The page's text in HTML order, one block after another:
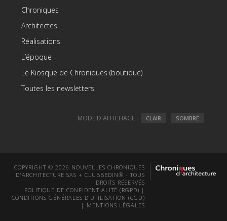
Chroniques
Architectes
Réalisations
L’époque
Le Kiosque de Chroniques (boutique)
Toutes les newsletters
MODE D'AFFICHAGE : CLAIR SOMBRE
COPYRIGHT © 2026 NOUVELLES CHRONIQUES
D'ARCHITECTURE SAS + CLUBBEDIN® - TOUS
DROITS RÉSERVÉS
POLITIQUE DE CONFIDENTIALITÉ (RGPD) |
CONDITIONS GÉNÉRALES D’UTILISATION (CGU)
| MENTIONS LÉGALES